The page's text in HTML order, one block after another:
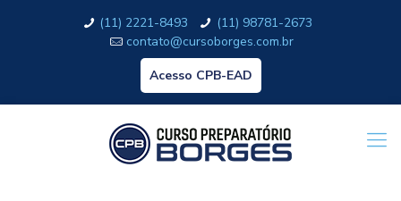
(11) 2221-8493
(11) 98781-2673
contato@cursoborges.com.br
Acesso CPB-EAD